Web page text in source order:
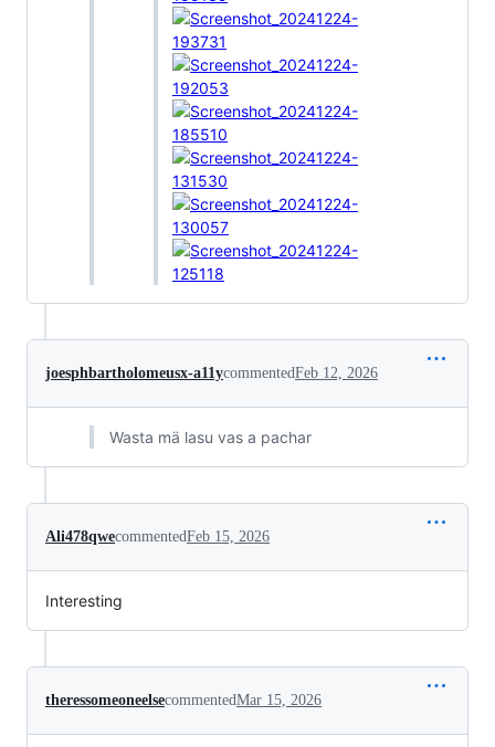
joesphbartholomeusx-a11ycommentedFeb 12, 2026
Wasta mä lasu vas a pachar
Ali478qwecommentedFeb 15, 2026
Interesting
theressomeoneelsecommentedMar 15, 2026